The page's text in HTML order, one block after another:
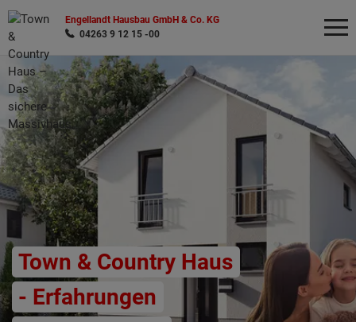
Engellandt Hausbau GmbH & Co. KG
04263 9 12 15 -00
Town & Country Haus
- Erfahrungen
Wonach möchten Sie suchen?